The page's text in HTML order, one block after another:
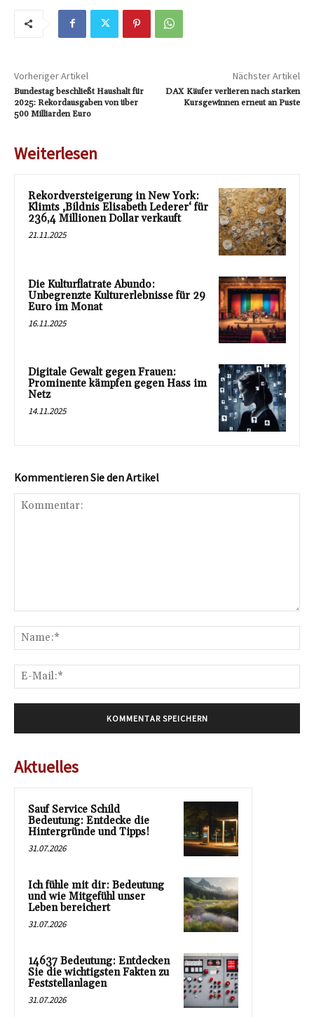
Vorheriger Artikel
Bundestag beschließt Haushalt für
2025: Rekordausgaben von über
500 Milliarden Euro
Nächster Artikel
DAX Käufer verlieren nach starken
Kursgewinnen erneut an Puste
Weiterlesen
Rekordversteigerung in New York:
Klimts ‚Bildnis Elisabeth Lederer‘ für
236,4 Millionen Dollar verkauft
21.11.2025
Die Kulturflatrate Abundo:
Unbegrenzte Kulturerlebnisse für 29
Euro im Monat
16.11.2025
Digitale Gewalt gegen Frauen:
Prominente kämpfen gegen Hass im
Netz
14.11.2025
Kommentieren Sie den Artikel
Aktuelles
Sauf Service Schild
Bedeutung: Entdecke die
Hintergründe und Tipps!
31.07.2026
Ich fühle mit dir: Bedeutung
und wie Mitgefühl unser
Leben bereichert
31.07.2026
14637 Bedeutung: Entdecken
Sie die wichtigsten Fakten zu
Feststellanlagen
31.07.2026